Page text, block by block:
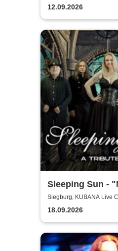
12.09.2026
Sleeping Sun -
Tribute
Siegburg, KUBANA Live
18.09.2026